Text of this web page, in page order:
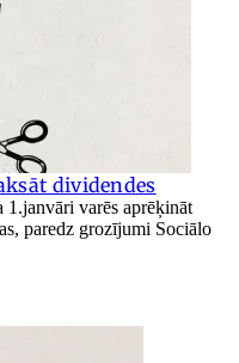
dividendes
1.janvāri varēs aprēķināt
paredz grozījumi Sociālo